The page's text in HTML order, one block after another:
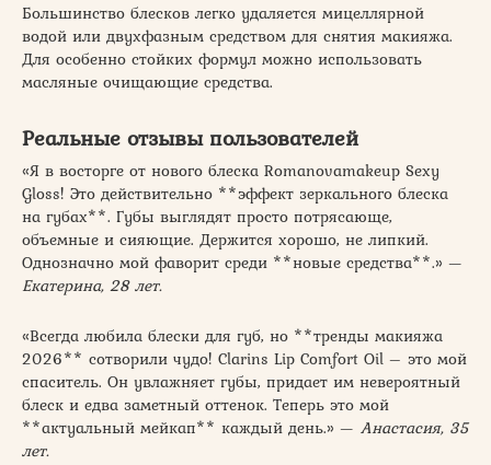
Большинство блесков легко удаляется мицеллярной
водой или двухфазным средством для снятия макияжа.
Для особенно стойких формул можно использовать
масляные очищающие средства.
Реальные отзывы пользователей
«Я в восторге от нового блеска Romanovamakeup Sexy
Gloss! Это действительно **эффект зеркального блеска
на губах**. Губы выглядят просто потрясающе,
объемные и сияющие. Держится хорошо, не липкий.
Однозначно мой фаворит среди **новые средства**.» —
Екатерина, 28 лет.
«Всегда любила блески для губ, но **тренды макияжа
2026** сотворили чудо! Clarins Lip Comfort Oil – это мой
спаситель. Он увлажняет губы, придает им невероятный
блеск и едва заметный оттенок. Теперь это мой
**актуальный мейкап** каждый день.» — Анастасия, 35
лет.